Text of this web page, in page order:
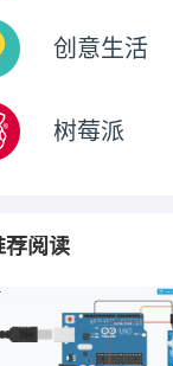
创意生活
树莓派
荐阅读